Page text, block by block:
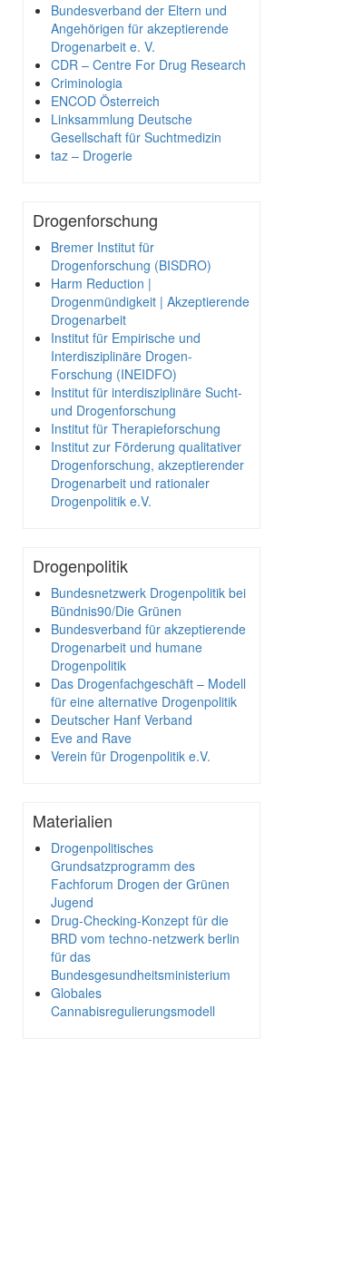
Bundesverband der Eltern und
Angehörigen für akzeptierende
Drogenarbeit e. V.
CDR – Centre For Drug Research
Criminologia
ENCOD Österreich
Linksammlung Deutsche
Gesellschaft für Suchtmedizin
taz – Drogerie
Drogenforschung
Bremer Institut für
Drogenforschung (BISDRO)
Harm Reduction |
Drogenmündigkeit | Akzeptierende
Drogenarbeit
Institut für Empirische und
Interdisziplinäre Drogen-
Forschung (INEIDFO)
Institut für interdisziplinäre Sucht-
und Drogenforschung
Institut für Therapieforschung
Institut zur Förderung qualitativer
Drogenforschung, akzeptierender
Drogenarbeit und rationaler
Drogenpolitik e.V.
Drogenpolitik
Bundesnetzwerk Drogenpolitik bei
Bündnis90/Die Grünen
Bundesverband für akzeptierende
Drogenarbeit und humane
Drogenpolitik
Das Drogenfachgeschäft – Modell
für eine alternative Drogenpolitik
Deutscher Hanf Verband
Eve and Rave
Verein für Drogenpolitik e.V.
Materialien
Drogenpolitisches
Grundsatzprogramm des
Fachforum Drogen der Grünen
Jugend
Drug-Checking-Konzept für die
BRD vom techno-netzwerk berlin
für das
Bundesgesundheitsministerium
Globales
Cannabisregulierungsmodell